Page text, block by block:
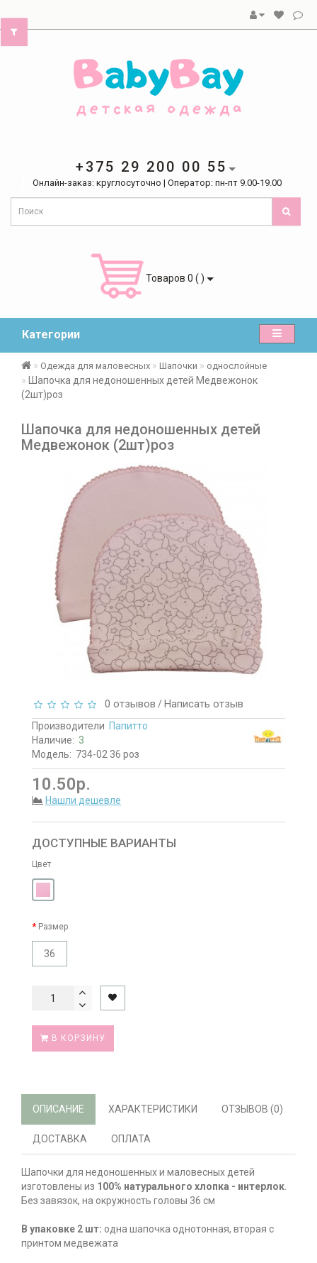
+375 29 200 00 55
Онлайн-заказ: круглосуточно | Оператор: пн-пт 9.00-19.00
Товаров 0 ( )
Категории
Одежда для маловесных Шапочки однослойные
Шапочка для недоношенных детей Медвежонок
(2шт)роз
Шапочка для недоношенных детей
Медвежонок (2шт)роз
0 отзывов /Написать отзыв
Производители Папитто
Наличие: 3
Модель: 734-02 36 роз
10.50р.
Нашли дешевле
ДОСТУПНЫЕ ВАРИАНТЫ
Цвет
Размер
36
В КОРЗИНУ
ОПИСАНИЕ ХАРАКТЕРИСТИКИ ОТЗЫВОВ (0)
ДОСТАВКА ОПЛАТА
Шапочки для недоношенных и маловесных детей
изготовлены из 100% натурального хлопка - интерлок.
Без завязок, на окружность головы 36 см
В упаковке 2 шт: одна шапочка однотонная, вторая с
принтом медвежата